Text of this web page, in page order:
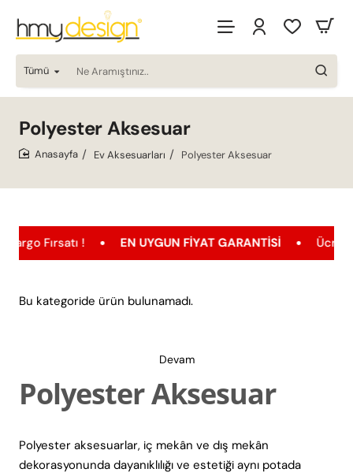
Tümü
Ne
Aramıştınız..
Polyester Aksesuar
Ev Aksesuarları Polyester Aksesuar
! EN UYGUN FIYAT GARANTISI Ücretsiz Kargo
Polyester Aksesuar
Polyester aksesuarlar, iç mekân ve dış mekân
dekorasyonunda dayanıklılığı ve estetiği aynı potada
Bu kategoride ürün bulunamadı.
Devam